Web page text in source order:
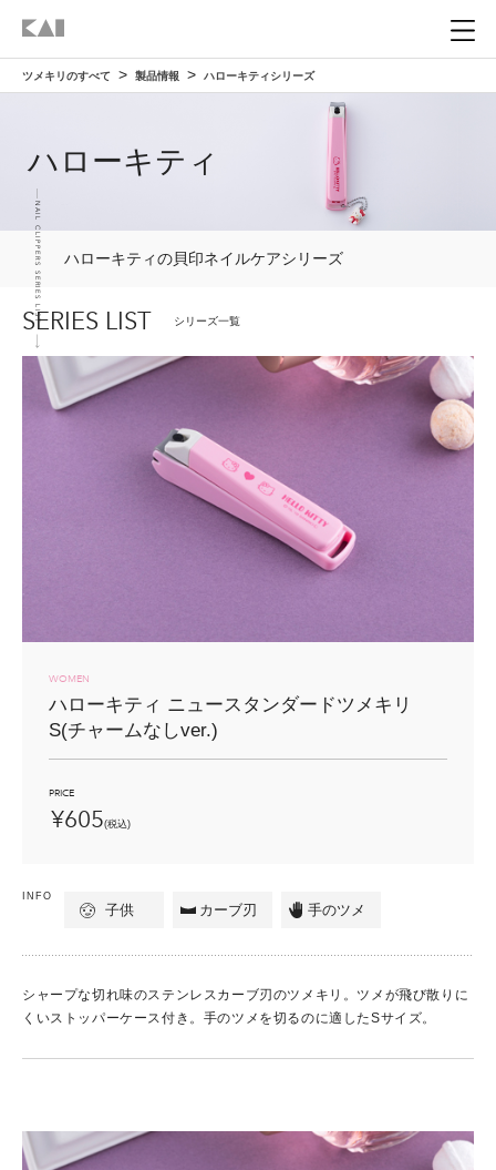
ホーム
製品情報
ツメキリを知る
貝印のツメキリ
ツメキリができるまで
ツメキリの選び方
自分に合ったツメキリを選ぶ
ツメキリの使い方 HOW TO USE
ツメキリの正しい使い方
ニッパーツメキリの正しい使い方
ツメキリとトラブル
ツメキリのすべて カミソリのすべて
ビューティーツールのすべて
貝印TOP
ツメキリのすべて 製品情報 ハローキティシリーズ
ハローキティ
ハローキティの貝印ネイルケアシリーズ
NAIL CLIPPERS SERIES LIST
SERIES LIST シリーズ一覧
WOMEN
ハローキティ ニュースタンダードツメキリ
S(チャームなしver.)
PRICE
¥605(税込)
INFO
子供 カーブ刃 手のツメ
シャープな切れ味のステンレスカーブ刃のツメキリ。ツメが飛び散りに
くいストッパーケース付き。手のツメを切るのに適したSサイズ。